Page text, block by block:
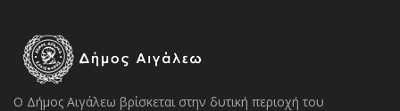
Ο Δήμος Αιγάλεω βρίσκεται στην δυτική περιοχή του